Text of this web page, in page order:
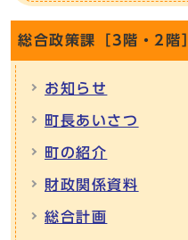
総合政策課［3階・2階
お知らせ
町長あいさつ
町の紹介
財政関係資料
総合計画